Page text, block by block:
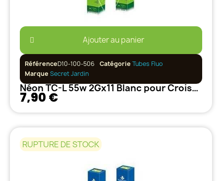
Ajouter au panier
RéférenceD10-100-506 Catégorie Tubes Fluo
Marque Secret Jardin
Néon TC-L 55w 2Gx11 Blanc pour Croissance et Plante-mère 6500°k
7,90 €
RUPTURE DE STOCK